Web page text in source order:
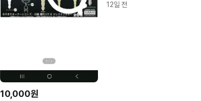
10,000원
12일 전